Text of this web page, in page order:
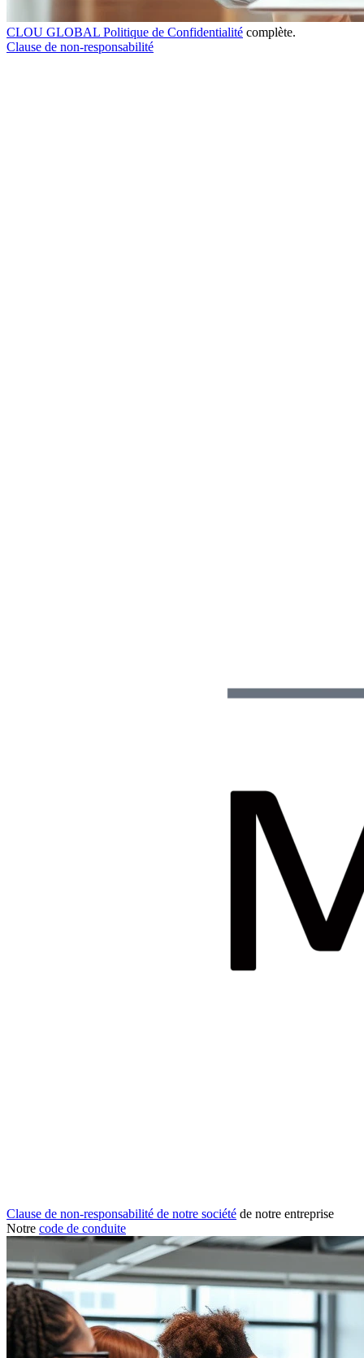
CLOU GLOBAL Politique de Confidentialité complète.
Clause de non-responsabilité
Clause de non-responsabilité de notre société de notre entreprise
Notre code de conduite